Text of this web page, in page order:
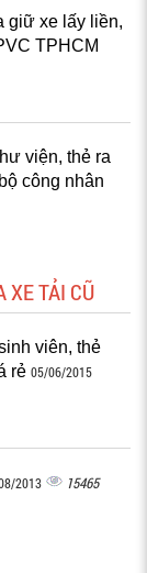
giữ xe lấy liền,
TPHCM
viện, thẻ ra
công nhân
XE TẢI CŨ
viên, thẻ
rẻ 05/06/2015
2013 15465